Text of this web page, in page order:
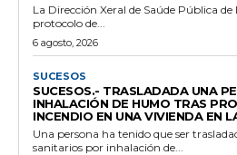
La Dirección Xeral de Saúde Pública
protocolo de...
6 agosto, 2026
SUCESOS
SUCESOS.- TRASLADADA UNA
INHALACIÓN DE HUMO TRAS
INCENDIO EN UNA VIVIENDA EN
Una persona ha tenido que ser
sanitarios por inhalación de...